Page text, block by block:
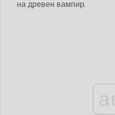
на древен вампир.